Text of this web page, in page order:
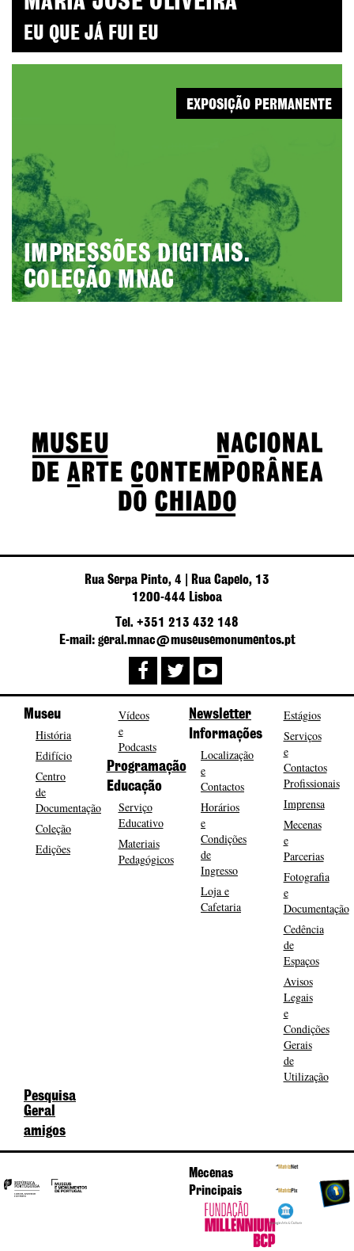
EU QUE JÁ FUI EU
IMPRESSÕES DIGITAIS.
COLEÇÃO MNAC
EXPOSIÇÃO PERMANENTE
Rua Serpa Pinto, 4 | Rua Capelo, 13
1200-444 Lisboa
Tel. +351 213 432 148
E-mail: geral.mnac@museusemonumentos.pt
Museu
História
Edifício
Centro
de
Documentação
Coleção
Edições
Vídeos
e
Podcasts
Programação
Educação
Serviço
Educativo
Materiais
Pedagógicos
Newsletter
Informações
Localização
e
Contactos
Horários
e
Condições
de
Ingresso
Loja e
Cafetaria
Estágios
Serviços
e
Contactos
Profissionais
Imprensa
Mecenas
e
Parcerias
Fotografia
e
Documentação
Cedência
de
Espaços
Avisos
Legais
e
Condições
Gerais
de
Utilização
Pesquisa
Geral
amigos
Mecenas
Principais